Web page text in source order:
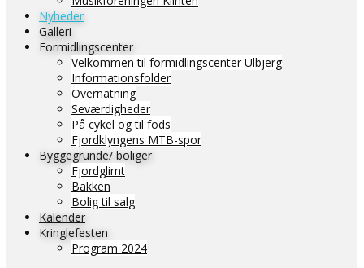
Nyheder
Galleri
Formidlingscenter
Velkommen til formidlingscenter Ulbjerg
Informationsfolder
Overnatning
Seværdigheder
På cykel og til fods
Fjordklyngens MTB-spor
Byggegrunde/ boliger
Fjordglimt
Bakken
Bolig til salg
Kalender
Kringlefesten
Program 2024